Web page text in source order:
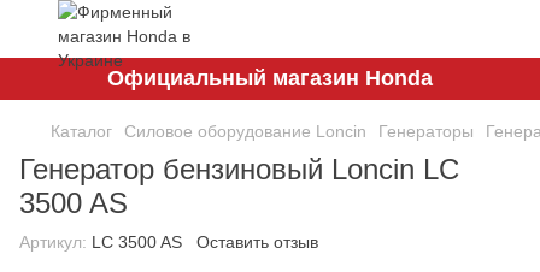
Официальный магазин Honda
Каталог Силовое оборудование Loncin Генераторы
Генератор бензиновый Loncin LC
3500 AS
Артикул: LC 3500 AS Оставить отзыв